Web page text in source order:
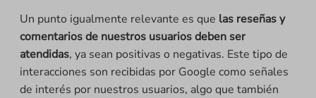
Un punto igualmente relevante es que las reseñas y
comentarios de nuestros usuarios deben ser
atendidas, ya sean positivas o negativas. Este tipo de
interacciones son recibidas por Google como señales
de interés por nuestros usuarios, algo que también